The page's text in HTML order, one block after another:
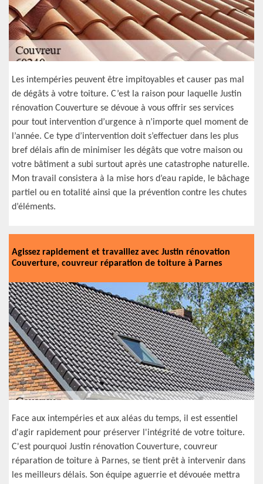
Les intempéries peuvent être impitoyables et causer pas mal
de dégâts à votre toiture. C’est la raison pour laquelle Justin
rénovation Couverture se dévoue à vous offrir ses services
pour tout intervention d’urgence à n’importe quel moment de
l’année. Ce type d’intervention doit s’effectuer dans les plus
bref délais afin de minimiser les dégâts que votre maison ou
votre bâtiment a subi surtout après une catastrophe naturelle.
Mon travail consistera à la mise hors d’eau rapide, le bâchage
partiel ou en totalité ainsi que la prévention contre les chutes
d’éléments.
Agissez rapidement et travaillez avec Justin rénovation
Couverture, couvreur réparation de toiture à Parnes
Face aux intempéries et aux aléas du temps, il est essentiel
d'agir rapidement pour préserver l'intégrité de votre toiture.
C'est pourquoi Justin rénovation Couverture, couvreur
réparation de toiture à Parnes, se tient prêt à intervenir dans
les meilleurs délais. Son équipe aguerrie et dévouée mettra